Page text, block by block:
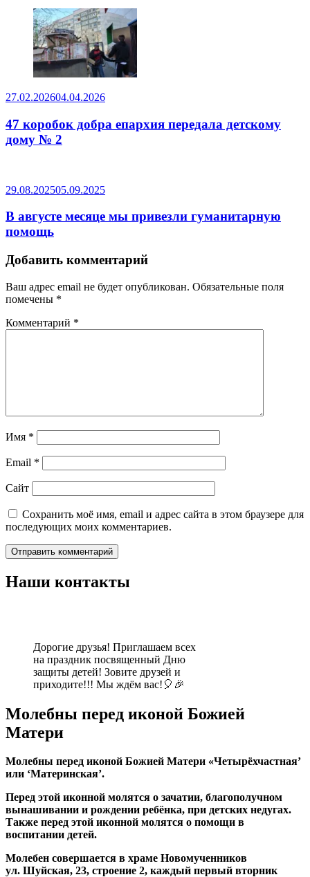
27.02.202604.04.2026
47 коробок добра епархия передала детскому
дому № 2
29.08.202505.09.2025
В августе месяце мы привезли гуманитарную
помощь
Добавить комментарий
Ваш адрес email не будет опубликован. Обязательные поля
помечены *
Комментарий *
Имя *
Email *
Сайт
Сохранить моё имя, email и адрес сайта в этом браузере для
последующих моих комментариев.
Наши контакты
Дорогие друзья! Приглашаем всех
на праздник посвященный Дню
защиты детей! Зовите друзей и
приходите!!! Мы ждём вас!🎈🎉
Молебны перед иконой Божией
Матери
Молебны перед иконой Божией Матери «Четырёхчастная’
или ‘Материнская’.
Перед этой иконной молятся о зачатии, благополучном
вынашивании и рождении ребёнка, при детских недугах.
Также перед этой иконной молятся о помощи в
воспитании детей.
Молебен совершается в храме Новомученников
ул. Шуйская, 23, строение 2, каждый первый вторник